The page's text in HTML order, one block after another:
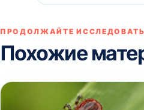
ПРОДОЛЖАЙТЕ ИССЛЕДОВАТЬ
Похожие